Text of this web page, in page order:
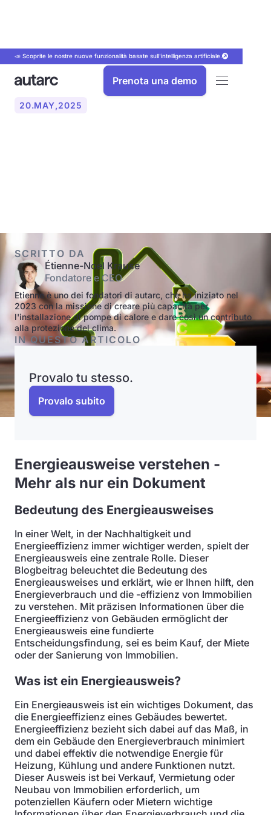
📣 Scoprite le nostre nuove funzionalità basate sull'intelligenza artificiale.
Prenota una demo
20.MAY,2025
SCRITTO DA
Étienne-Noel Krause
Fondatore e CEO
Etienne è uno dei fondatori di autarc, che ha iniziato nel
2023 con la missione di creare più capacità per
l'installazione di pompe di calore e dare così un contributo
alla protezione del clima.
IN QUESTO ARTICOLO
Provalo tu stesso.
Provalo subito
Energieausweise verstehen -
Mehr als nur ein Dokument
Bedeutung des Energieausweises
In einer Welt, in der Nachhaltigkeit und
Energieeffizienz immer wichtiger werden, spielt der
Energieausweis eine zentrale Rolle. Dieser
Blogbeitrag beleuchtet die Bedeutung des
Energieausweises und erklärt, wie er Ihnen hilft, den
Energieverbrauch und die -effizienz von Immobilien
zu verstehen. Mit präzisen Informationen über die
Energieeffizienz von Gebäuden ermöglicht der
Energieausweis eine fundierte
Entscheidungsfindung, sei es beim Kauf, der Miete
oder der Sanierung von Immobilien.
Was ist ein Energieausweis?
Ein Energieausweis ist ein wichtiges Dokument, das
die Energieeffizienz eines Gebäudes bewertet.
Energieeffizienz bezieht sich dabei auf das Maß, in
dem ein Gebäude den Energieverbrauch minimiert
und dabei effektiv die notwendige Energie für
Heizung, Kühlung und andere Funktionen nutzt.
Dieser Ausweis ist bei Verkauf, Vermietung oder
Neubau von Immobilien erforderlich, um
potenziellen Käufern oder Mietern wichtige